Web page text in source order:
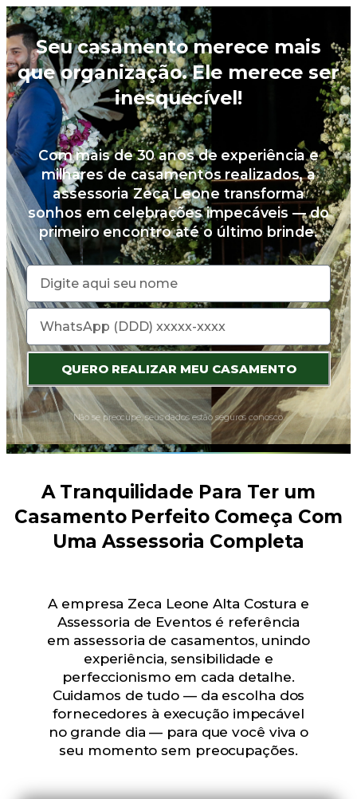
Seu casamento merece mais
que organização. Ele merece ser
inesquecível!
Com mais de 30 anos de experiência e
milhares de casamentos realizados, a
assessoria Zeca Leone transforma
sonhos em celebrações impecáveis — do
primeiro encontro até o último brinde.
QUERO REALIZAR MEU CASAMENTO
Não se preocupe, seus dados estão seguros conosco.
A Tranquilidade Para Ter um
Casamento Perfeito Começa Com
Uma Assessoria Completa
A empresa Zeca Leone Alta Costura e
Assessoria de Eventos é referência
em assessoria de casamentos, unindo
experiência, sensibilidade e
perfeccionismo em cada detalhe.
Cuidamos de tudo — da escolha dos
fornecedores à execução impecável
no grande dia — para que você viva o
seu momento sem preocupações.